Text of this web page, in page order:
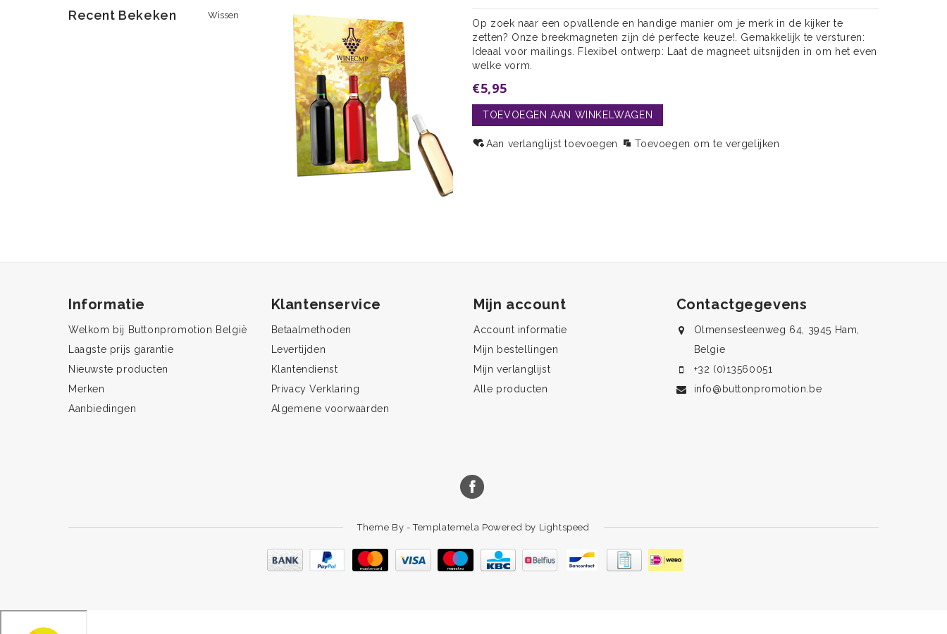
Op zoek naar een opvallende en handige manier om je merk in de kijker te
zetten? Onze breekmagneten zijn dé perfecte keuze!. Gemakkelijk te versturen:
Ideaal voor mailings. Flexibel ontwerp: Laat de magneet uitsnijden in om het even
welke vorm.
€5,95
TOEVOEGEN AAN WINKELWAGEN
Aan verlanglijst toevoegen Toevoegen om te vergelijken
Recent Bekeken Wissen
Informatie
Welkom bij Buttonpromotion België
Laagste prijs garantie
Nieuwste producten
Merken
Aanbiedingen
Klantenservice
Betaalmethoden
Levertijden
Klantendienst
Privacy Verklaring
Algemene voorwaarden
Mijn account
Account informatie
Mijn bestellingen
Mijn verlanglijst
Alle producten
Contactgegevens
Olmensesteenweg 64, 3945 Ham,
Belgie
+32 (0)13560051
info@buttonpromotion.be
Theme By -Templatemela Powered by Lightspeed